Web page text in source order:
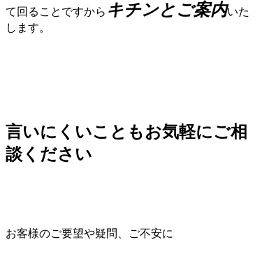
て回ることですから キチンとご案内いた
します。
言いにくいこともお気軽にご相
談ください
お客様のご要望や疑問、ご不安に